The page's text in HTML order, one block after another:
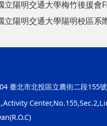
立陽明交通大學梅竹後援會
立陽明交通大學陽明校區系
臺北市北投區立農街二段155